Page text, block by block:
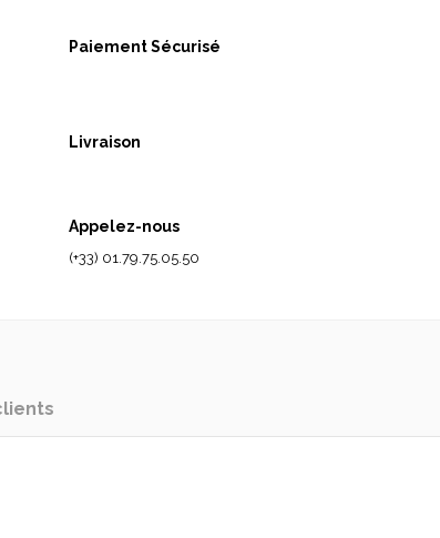
Paiement Sécurisé
Livraison
Appelez-nous
(+33) 01.79.75.05.50